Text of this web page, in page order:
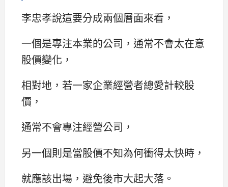
李忠孝說這要分成兩個層面來看，
一個是專注本業的公司，通常不會太在意
股價變化，
相對地，若一家企業經營者總愛計較股
價，
通常不會專注經營公司，
另一個則是當股價不知為何衝得太快時，
就應該出場，避免後市大起大落。